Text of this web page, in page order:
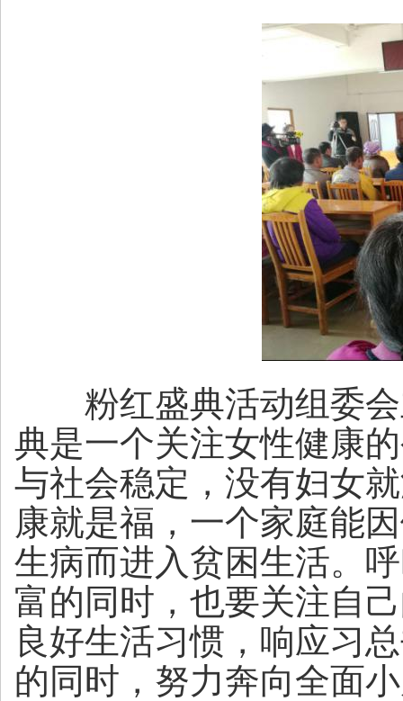
粉红盛典活动组委会
典是一个关注女性健康
与社会稳定，没有妇女
康就是福，一个家庭能
生病而进入贫困生活。
富的同时，也要关注自
良好生活习惯，响应习
的同时，努力奔向全面